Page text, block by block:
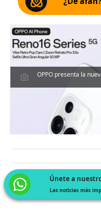
OPPO presenta la
Únete a
Las noticias más